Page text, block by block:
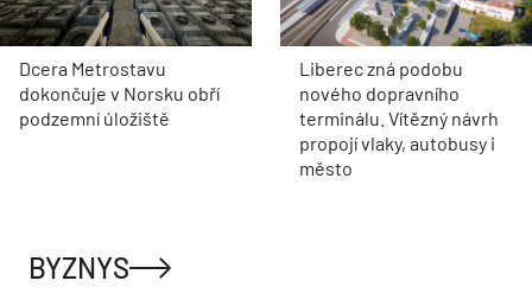
Dcera Metrostavu
dokončuje v Norsku obří
podzemní úložiště
Liberec zná podobu
nového dopravního
terminálu. Vítězný návrh
propojí vlaky, autobusy i
město
BYZNYS